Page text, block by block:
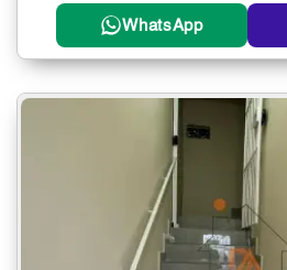
WhatsApp